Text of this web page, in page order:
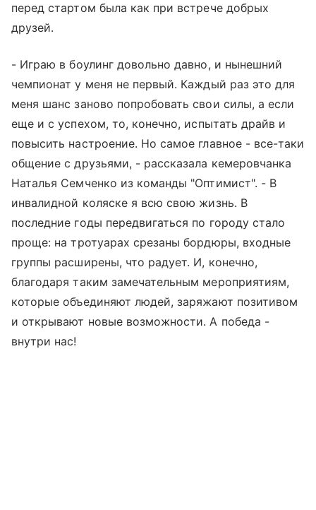
перед стартом была как при встрече добрых
друзей.
- Играю в боулинг довольно давно, и нынешний
чемпионат у меня не первый. Каждый раз это для
меня шанс заново попробовать свои силы, а если
еще и с успехом, то, конечно, испытать драйв и
повысить настроение. Но самое главное - все-таки
общение с друзьями, - рассказала кемеровчанка
Наталья Семченко из команды "Оптимист". - В
инвалидной коляске я всю свою жизнь. В
последние годы передвигаться по городу стало
проще: на тротуарах срезаны бордюры, входные
группы расширены, что радует. И, конечно,
благодаря таким замечательным мероприятиям,
которые объединяют людей, заряжают позитивом
и открывают новые возможности. А победа -
внутри нас!